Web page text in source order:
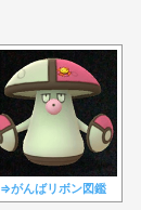
⇒がんばリボン図鑑